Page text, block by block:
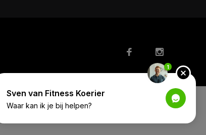
1
Sven van Fitness Koerier
Waar kan ik je bij helpen?